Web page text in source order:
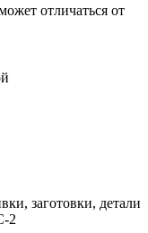
отличаться от
заготовки, детали
2